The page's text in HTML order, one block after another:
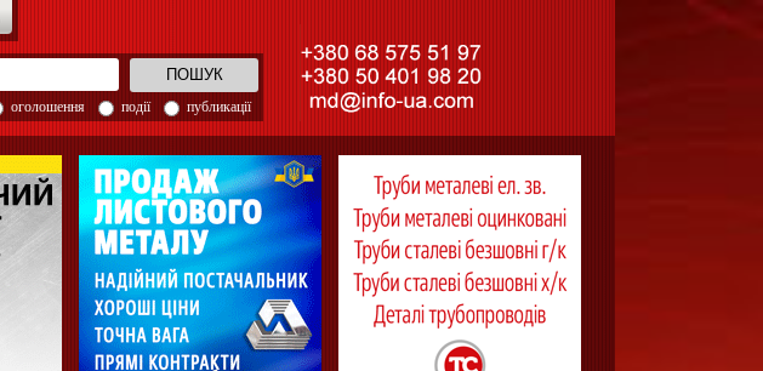
оголошення події публикації